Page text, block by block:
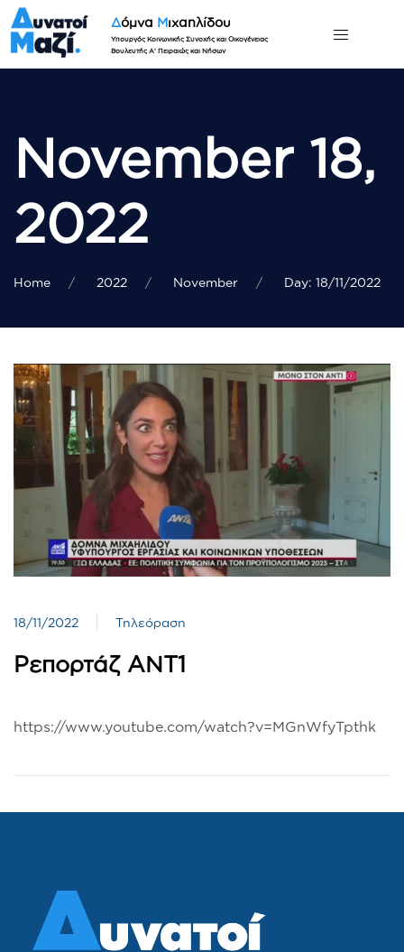
Δόμνα Μιχαηλίδου
Υπουργός Κοινωνικής Συνοχής και Οικογένειας
Βουλευτής Α' Πειραιώς και Νήσων
November 18,
2022
Home 2022 November Day: 18/11/2022
18/11/2022 Τηλεόραση
Ρεπορτάζ ΑΝΤ1
https://www.youtube.com/watch?v=MGnWfyTpthk